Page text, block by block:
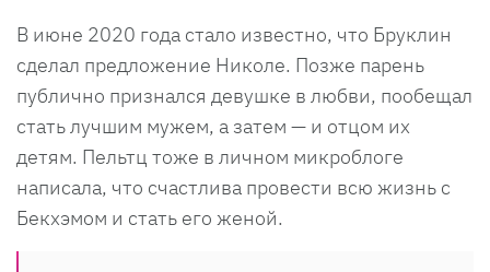
В июне 2020 года стало известно, что Бруклин
сделал предложение Николе. Позже парень
публично признался девушке в любви, пообещал
стать лучшим мужем, а затем — и отцом их
детям. Пельтц тоже в личном микроблоге
написала, что счастлива провести всю жизнь с
Бекхэмом и стать его женой.